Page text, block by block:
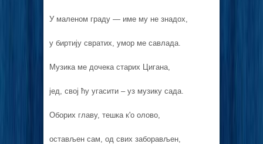
У маленом граду — име му не знадох,
у биртију свратих, умор ме савлада.
Музика ме дочека старих Цигана,
јед, свој ћу угасити – уз музику сада.
Оборих главу, тешка к'о олово,
остављен сам, од свих заборављен,